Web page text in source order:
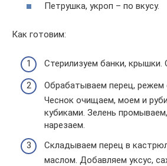
Петрушка, укроп – по вкусу.
Как готовим:
Стерилизуем банки, крышки.
Обрабатываем перец, режем
Чеснок очищаем, моем и
кубиками. Зелень
нарезаем.
Складываем перец в
маслом. Добавляем уксус,